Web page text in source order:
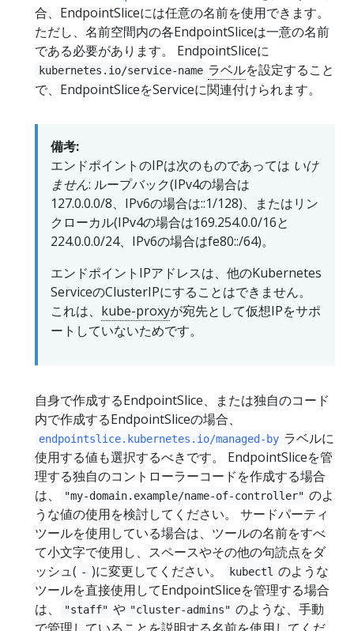
合、EndpointSliceには任意の名前を使用できます。
ただし、名前空間内の各EndpointSliceは一意の名前
である必要があります。 EndpointSliceに
kubernetes.io/service-name ラベルを設定すること
で、EndpointSliceをServiceに関連付けられます。
備考:
エンドポイントのIPは次のものであっては いけ
ません: ループバック(IPv4の場合は
127.0.0.0/8、IPv6の場合は::1/128)、またはリン
クローカル(IPv4の場合は169.254.0.0/16と
224.0.0.0/24、IPv6の場合はfe80::/64)。
エンドポイントIPアドレスは、他のKubernetes
ServiceのClusterIPにすることはできません。
これは、 kube-proxyが宛先として仮想IPをサポ
ートしていないためです。
自身で作成するEndpointSlice、または独自のコード
内で作成するEndpointSliceの場合、
endpointslice.kubernetes.io/managed-by ラベルに
使用する値も選択するべきです。 EndpointSliceを管
理する独自のコントローラーコードを作成する場合
は、
"my-domain.example/name-of-controller" のよ
うな値の使用を検討してください。 サードパーティ
ツールを使用している場合は、ツールの名前をすべ
て小文字で使用し、スペースやその他の句読点をダ
ッシュ( - )に変更してください。 kubectl のような
ツールを直接使用してEndpointSliceを管理する場合
は、
"staff" や "cluster-admins" のような、手動